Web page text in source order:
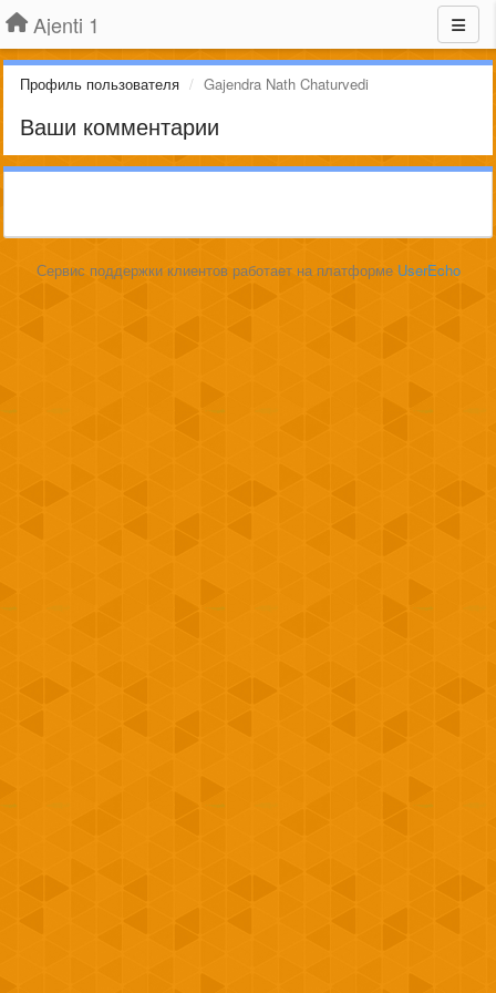
Ajenti 1
Профиль пользователя Gajendra Nath Chaturvedi
Ваши комментарии
Сервис поддержки клиентов работает на платформе UserEcho